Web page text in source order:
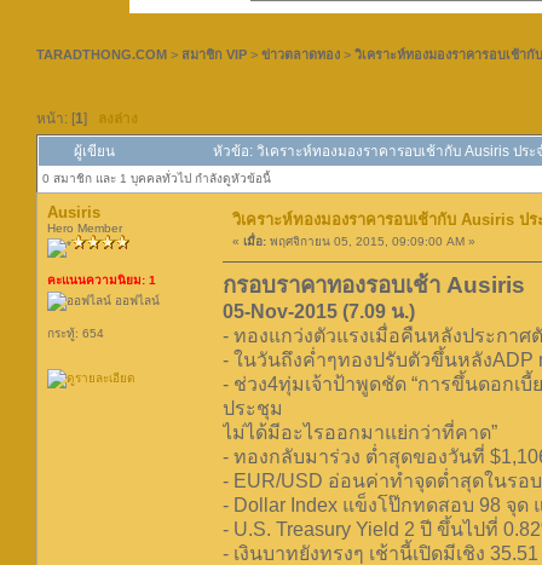
TARADTHONG.COM > สมาชิก VIP > ข่าวตลาดทอง > วิเคราะห์ทองมองราคารอบเช้า
หน้า: [1] ลงล่าง
ผู้เขียน หัวข้อ: วิเคราะห์ทองมองราคารอบเช้ากับ Ausiris ป
0 สมาชิก และ 1 บุคคลทั่วไป กำลังดูหัวข้อนี้
Ausiris
Hero Member
คะแนนความนิยม: 1
ออฟไลน์
กระทู้: 654
วิเคราะห์ทองมองราคารอบเช้ากับ Ausiris ป
« เมื่อ: พฤศจิกายน 05, 2015, 09:09:00 AM »
กรอบราคาทองรอบเช้า Ausiris
05-Nov-2015 (7.09 น.)
- ทองแกว่งตัวแรงเมื่อคืนหลังประกาศ
- ในวันถึงค่ำๆทองปรับตัวขึ้นหลังADP
- ช่วง4ทุ่มเจ้าป้าพูดชัด “การขึ้นดอกเ
ประชุม
ไม่ได้มีอะไรออกมาแย่กว่าที่คาด”
- ทองกลับมาร่วง ต่ำสุดของวันที่
- EUR/USD อ่อนค่าทำจุดต่ำสุดในรอ
- Dollar Index แข็งโป๊กทดสอบ 98 จุด
- U.S. Treasury Yield 2 ปี ขึ้นไปที่
- เงินบาทยังทรงๆ เช้านี้เปิดมีเชิง